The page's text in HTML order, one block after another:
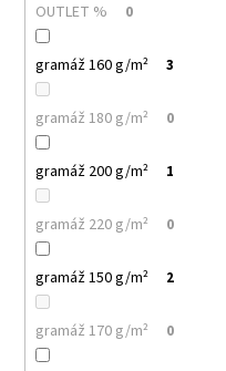
OUTLET % 0
gramáž 160 g/m² 3
gramáž 180 g/m² 0
gramáž 200 g/m² 1
gramáž 220 g/m² 0
gramáž 150 g/m² 2
gramáž 170 g/m² 0
MALFINI
BASIC
129
PÁNSKÉ/UNISEX
TRIČKO,
160
100%
BAVLNA,
SILIKONOVÁ
ÚPRAVA
92
Kč